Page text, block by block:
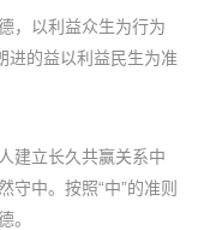
，以利益众生为行为
进的益以利益民生为准
建立长久共赢关系中
守中。按照“中”的准则
。